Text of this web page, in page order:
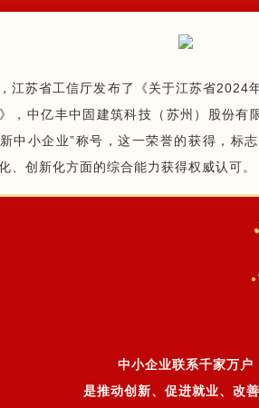
江苏省工信厅发布了《关于江苏省2024
，中亿丰中固建筑科技（苏州）股份有
中小企业”称号，这一荣誉的获得，标
、创新化方面的综合能力获得权威认可。
中小企业联系千家万户
是推动创新、促进就业、改